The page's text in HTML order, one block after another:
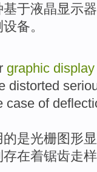
基于液晶显示器
备。
graphic display
distorted
case of
的是光栅图形
存在着锯齿走样